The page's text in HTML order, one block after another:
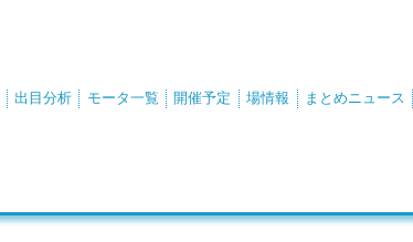
出目分析 モータ一覧 開催予定 場情報 まとめニュース